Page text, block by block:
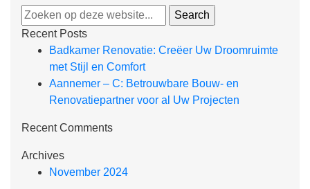
Recent Posts
Badkamer Renovatie: Creëer Uw Droomruimte
met Stijl en Comfort
Aannemer – C: Betrouwbare Bouw- en
Renovatiepartner voor al Uw Projecten
Recent Comments
Archives
November 2024